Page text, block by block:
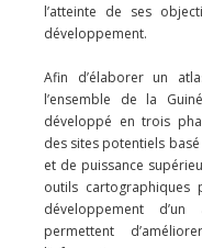
l’atteinte de ses
développement.
Afin d’élaborer un
l’ensemble de la
développé en trois
des sites potentiels
et de puissance
outils cartographiques
développement
permettent